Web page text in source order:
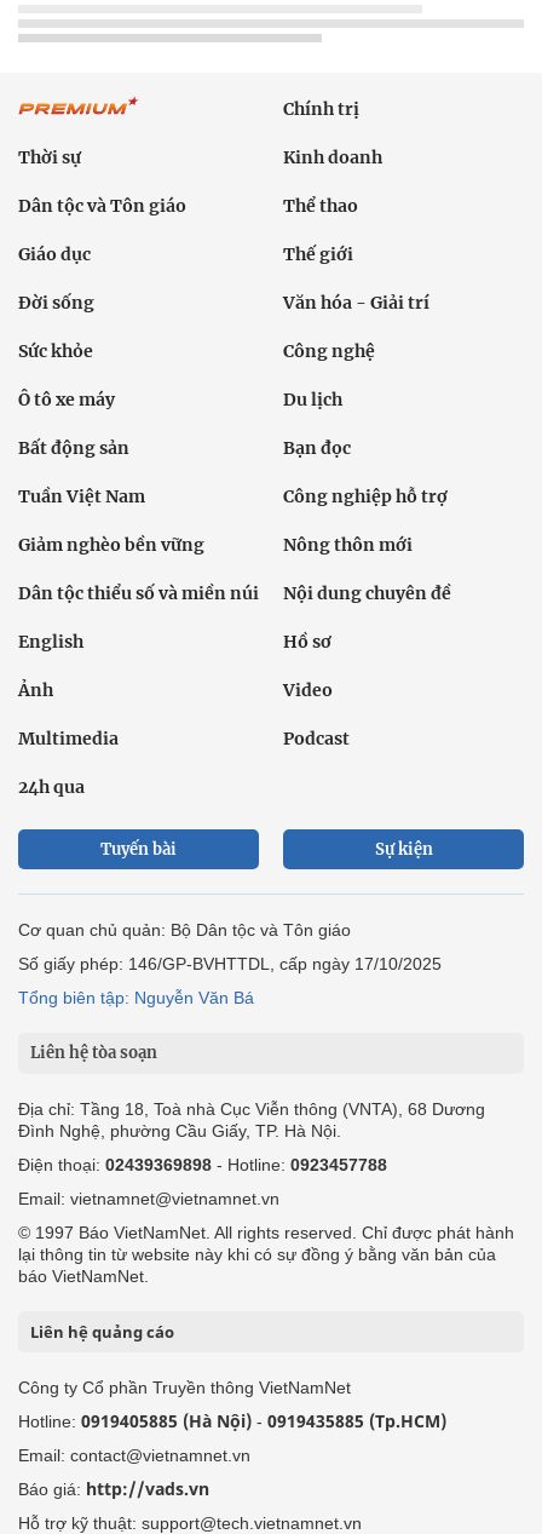
Chính trị
Thời sự Kinh doanh
Dân tộc và Tôn giáo Thể thao
Giáo dục Thế giới
Đời sống Văn hóa - Giải trí
Sức khỏe Công nghệ
Ô tô xe máy Du lịch
Bất động sản Bạn đọc
Tuần Việt Nam Công nghiệp hỗ trợ
Giảm nghèo bền vững Nông thôn mới
Dân tộc thiểu số và miền núi Nội dung chuyên đề
English Hồ sơ
Ảnh Video
Multimedia Podcast
24h qua
Tuyến bài Sự kiện
Cơ quan chủ quản: Bộ Dân tộc và Tôn giáo
Số giấy phép: 146/GP-BVHTTDL, cấp ngày 17/10/2025
Tổng biên tập: Nguyễn Văn Bá
Liên hệ tòa soạn
Địa chỉ: Tầng 18, Toà nhà Cục Viễn thông (VNTA), 68 Dương
Đình Nghệ, phường Cầu Giấy, TP. Hà Nội.
Điện thoại: 02439369898 - Hotline: 0923457788
Email: vietnamnet@vietnamnet.vn
© 1997 Báo VietNamNet. All rights reserved. Chỉ được phát hành
lại thông tin từ website này khi có sự đồng ý bằng văn bản của
báo VietNamNet.
Liên hệ quảng cáo
Công ty Cổ phần Truyền thông VietNamNet
Hotline: 0919405885 (Hà Nội) - 0919435885 (Tp.HCM)
Email: contact@vietnamnet.vn
Báo giá: http://vads.vn
Hỗ trợ kỹ thuật: support@tech.vietnamnet.vn